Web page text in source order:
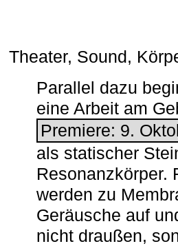
Theater, Sound,
Parallel dazu
eine Arbeit am
Premiere: 9.
als statischer
Resonanzkörper.
werden zu
Geräusche auf
nicht draußen,